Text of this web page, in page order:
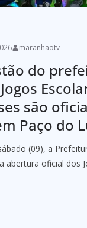
maranhaotv
do
são
Paço do
(09), a
abertura oficial dos